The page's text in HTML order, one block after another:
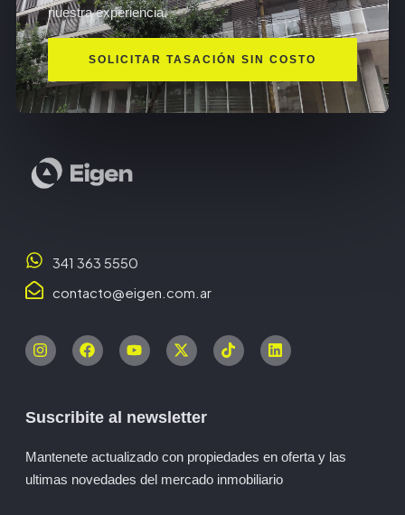
nuestra experiencia.
SOLICITAR TASACIÓN SIN COSTO
341 363 5550
contacto@eigen.com.ar
Suscribite al newsletter
Mantenete actualizado con propiedades en oferta y las
ultimas novedades del mercado inmobiliario